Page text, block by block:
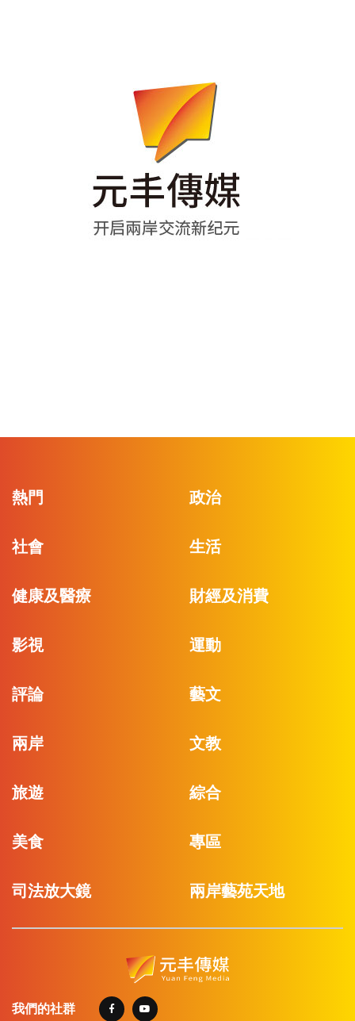
熱門 政治
社會 生活
健康及醫療 財經及消費
影視 運動
評論 藝文
兩岸 文教
旅遊 綜合
美食 專區
司法放大鏡 兩岸藝苑天地
我們的社群